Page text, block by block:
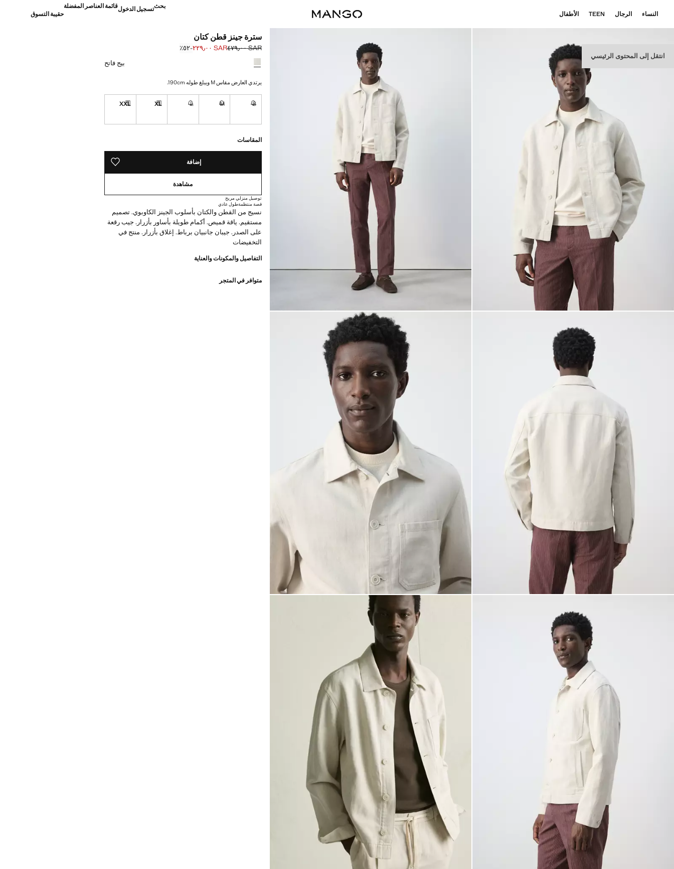
انتقل إلى المحتوى الرئيسي
النساء الرجال TEEN الأطفال
بحثتسجيل الدخولقائمة العناصر المفضلة
حقيبة التسوق
سترة جينز قطن كتان
السعر الأول محذوف [SAR ٤٧٩٫٠٠ ]
SAR ٤٧٩٫٠٠
السعر الحالي [SAR ٢٢٩٫٠٠ ]SAR ٢٢٩٫٠٠
؜-٥٢٪؜
حدد اللون
بيج فاتح
يرتدي العارض مقاس M ويبلغ طوله 190cm.
S
M
L
XL
XXL
المقاسات
إضافة حفظه في قائمة منتجاتك المفضلة
مشاهدة
توصيل منزلي مريح
قصة منتظمةطول عادي
نسيج من القطن والكتان بأسلوب الجينز الكاوبوي. تصميم
مستقيم. ياقة قميص. أكمام طويلة بأساور بأزرار. جيب رقعة
على الصدر. جيبان جانبيان برباط. إغلاق بأزرار. منتج في
التخفيضات
التفاصيل والمكونات والعناية
متوافر في المتجر